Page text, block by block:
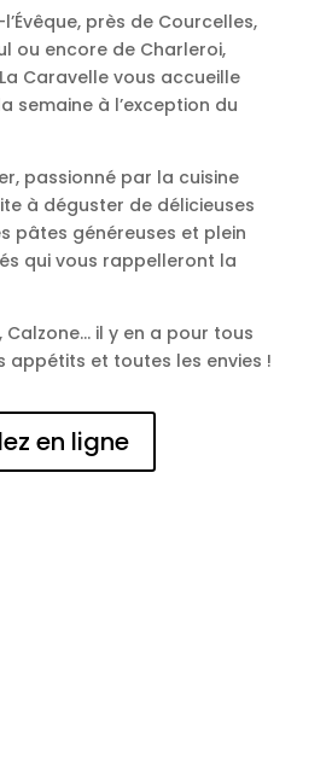
près de Courcelles,
ou encore de Charleroi,
Caravelle vous accueille
semaine à l’exception du
passionné par la cuisine
à déguster de délicieuses
pâtes généreuses et plein
qui vous rappelleront la
Calzone… il y en a pour tous
appétits et toutes les envies !
en ligne